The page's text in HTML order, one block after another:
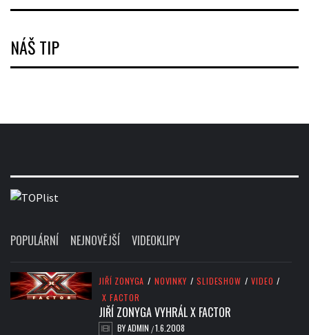
NÁŠ TIP
POPULÁRNÍ NEJNOVĚJŠÍ VIDEOKLIPY
JIŘÍ ZONYGA / NOVINKY / SLIDESHOW / VIDEO /
X FACTOR
JIŘÍ ZONYGA VYHRÁL X FACTOR
BYADMIN /1.6.2008